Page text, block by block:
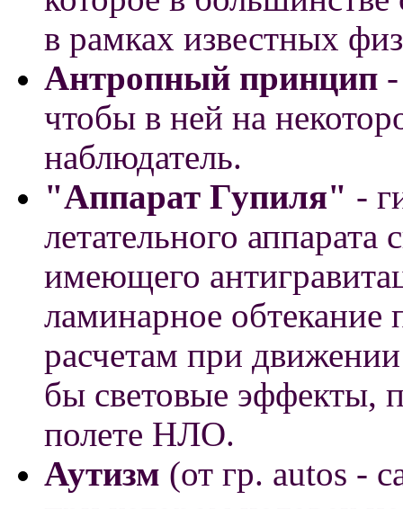
в рамках известных
Антропный принцип
чтобы в ней на
наблюдатель.
"Аппарат Гупиля" -
летательного
имеющего
ламинарное обтекание
расчетам при
бы световые эффекты,
полете НЛО.
Аутизм (от гр. autos -